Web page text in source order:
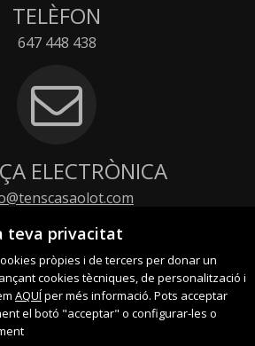
teva privacitat
pròpies i de tercers per donar un
cookies tècniques, de personalització i
AQUÍper més informació. Pots acceptar
el botó "acceptar" o configurar-les o
TELÈFON
647 448 438
ELECTRÒNICA